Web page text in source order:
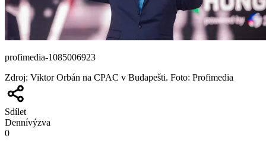
profimedia-1085006923
Zdroj: Viktor Orbán na CPAC v Budapešti. Foto: Profimedia
Sdílet
Dennívýzva
0